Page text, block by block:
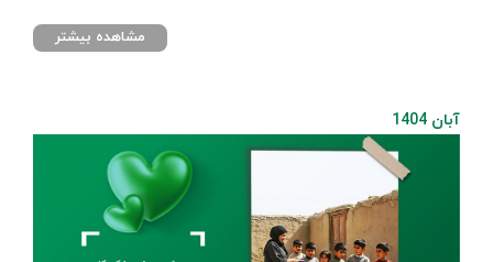
مشاهده بیشتر
آبان 1404